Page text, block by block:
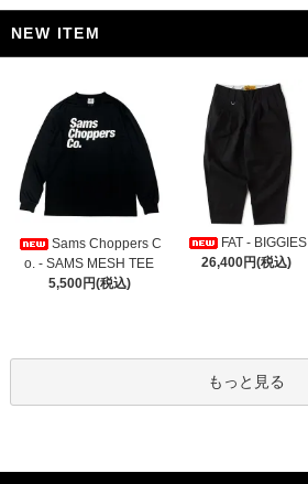
NEW ITEM
Sams Choppers C
o. - SAMS MESH TEE
5,500円(税込)
FAT - BIGGIES
26,400円(税込)
もっと見る